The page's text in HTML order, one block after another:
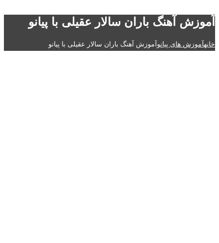
آموزش آهنگ باران سالار عقیلی با پیانو
خانهآموزش های پیانوآموزش آهنگ باران سالار عقیلی با پیانو